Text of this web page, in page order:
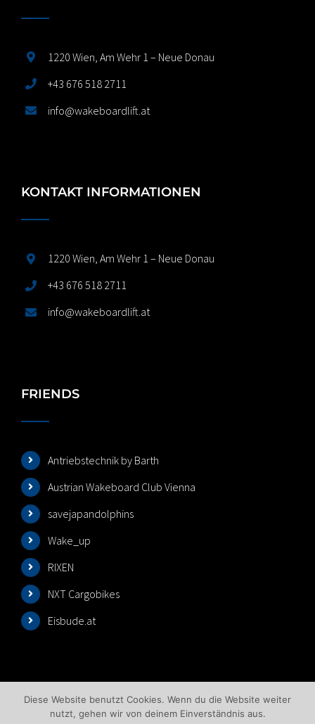
1220 Wien, Am Wehr 1 – Neue Donau
+43 676 518 2711
info@wakeboardlift.at
KONTAKT INFORMATIONEN
1220 Wien, Am Wehr 1 – Neue Donau
+43 676 518 2711
info@wakeboardlift.at
FRIENDS
Antriebstechnik by Barth
Austrian Wakeboard Club Vienna
savejapandolphins
Wake_up
RIXEN
NXT Cargobikes
Eisbude.at
Diese Website benutzt Cookies. Wenn du die Website weiter
nutzt, gehen wir von deinem Einverständnis aus.